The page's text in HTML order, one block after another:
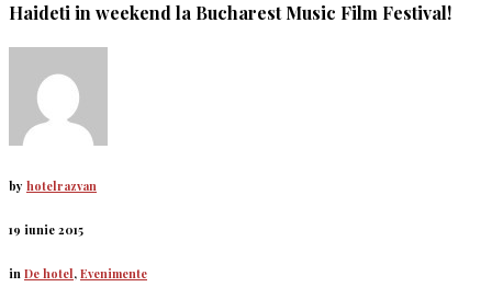
Haideti in weekend la Bucharest Music Film Festival!
by hotelrazvan
19 iunie 2015
in De hotel, Evenimente